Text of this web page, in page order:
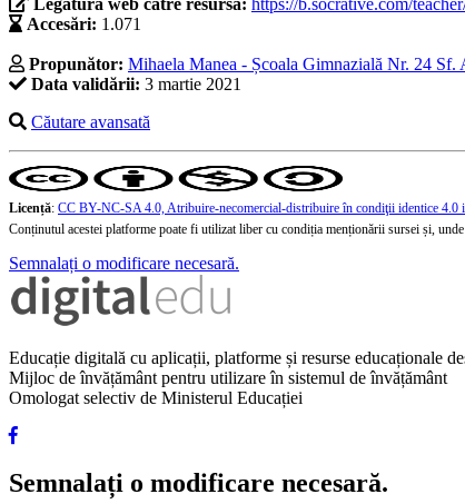
Legătura web către resursă: https://b.socrative.com/
Accesări: 1.071
Propunător: Mihaela Manea - Școala Gimnazială Nr. 24
Data validării: 3 martie 2021
Căutare avansată
Licență: CC BY-NC-SA 4.0, Atribuire-necomercial-distribuire în condiţii identice 4.0
Conținutul acestei platforme poate fi utilizat liber cu condiția menționării sursei și,
Semnalați o modificare necesară.
Educație digitală cu aplicații, platforme și resurse educaționale
Mijloc de învățământ pentru utilizare în sistemul de învățământ
Omologat selectiv de Ministerul Educației
Semnalați o modificare necesară.